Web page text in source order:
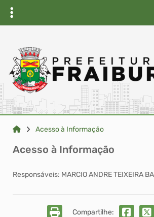
Acesso à Informação
Acesso à Informação
Responsáveis: MARCIO ANDRE TEIXEIRA
Compartilhe: